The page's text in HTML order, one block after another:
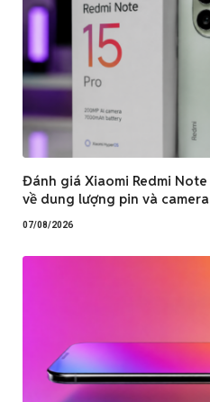
Đánh giá Xiaomi Redmi Note
về dung lượng pin và
07/08/2026